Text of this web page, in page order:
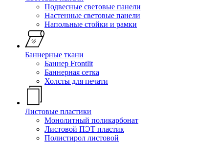
Подвесные световые панели
Настенные световые панели
Напольные стойки и рамки
Баннерные ткани
Баннер Frontlit
Баннерная сетка
Холсты для печати
Листовые пластики
Монолитный поликарбонат
Листовой ПЭТ пластик
Полистирол листовой